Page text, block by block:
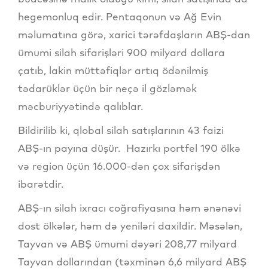
hegemonluq edir. Pentaqonun və Ağ Evin
məlumatına görə, xarici tərəfdaşların ABŞ-dan
ümumi silah sifarişləri 900 milyard dollara
çatıb, lakin müttəfiqlər artıq ödənilmiş
tədarüklər üçün bir neçə il gözləmək
məcburiyyətində qalıblar.
Bildirilib ki, qlobal silah satışlarının 43 faizi
ABŞ-ın payına düşür. Hazırkı portfel 190 ölkə
və region üçün 16.000-dən çox sifarişdən
ibarətdir.
ABŞ-ın silah ixracı coğrafiyasına həm ənənəvi
dost ölkələr, həm də yeniləri daxildir. Məsələn,
Tayvan və ABŞ ümumi dəyəri 208,77 milyard
Tayvan dollarından (təxminən 6,6 milyard ABŞ